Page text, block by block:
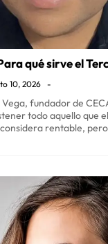
qué sirve el
10, 2026 -
fundador de
todo aquello que
rentable,